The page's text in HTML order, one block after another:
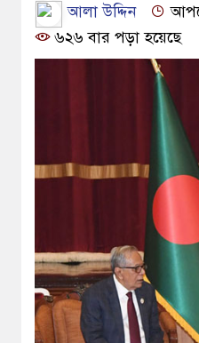
আলা উদ্দিন
৬২৬ বার পড়া হয়েছে